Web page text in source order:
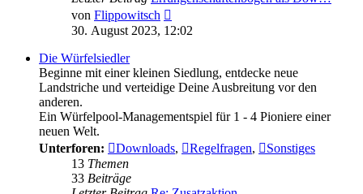
von Flippowitsch
Beitrag
30. August 2023, 12:02
Die Würfelsiedler
Beginne mit einer kleinen Siedlung, entdecke neue
Landstriche und verteidige Deine Ausbreitung vor den
anderen.
Ein Würfelpool-Managementspiel für 1 - 4 Pioniere einer
neuen Welt.
Unterforen:
Downloads, Regelfragen,
Sonstiges
13 Themen
33 Beiträge